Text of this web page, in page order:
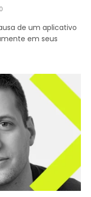
0
de um aplicativo
em seus